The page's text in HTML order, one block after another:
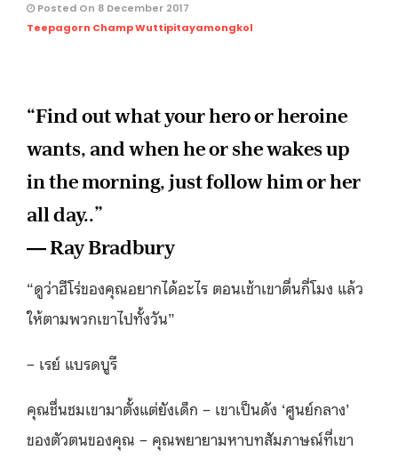
Posted On 8 December 2017
Teepagorn Champ Wuttipitayamongkol
“Find out what your hero or heroine
wants, and when he or she wakes up
in the morning, just follow him or her
all day..”
― Ray Bradbury
“ดูว่าฮีโร่ของคุณอยากได้อะไร ตอนเช้าเขาตื่นกี่โมง แล้ว
ให้ตามพวกเขาไปทั้งวัน”
– เรย์ แบรดบูรี
คุณชื่นชมเขามาตั้งแต่ยังเด็ก – เขาเป็นดัง ‘ศูนย์กลาง’
ของตัวตนของคุณ – คุณพยายามหาบทสัมภาษณ์ที่เขา